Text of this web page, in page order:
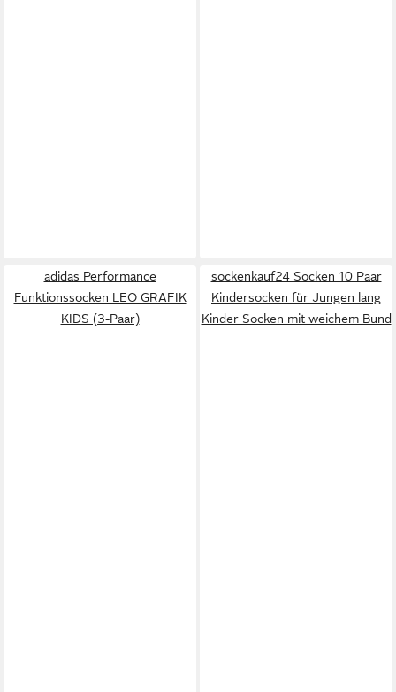
adidas Performance
Funktionssocken LEO GRAFIK
KIDS (3-Paar)
sockenkauf24 Socken 10 Paar
Kindersocken für Jungen lang
Kinder Socken mit weichem Bund